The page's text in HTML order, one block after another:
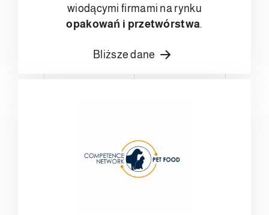
wiodącymi firmami na rynku
opakowań i przetwórstwa.
Bliższe dane